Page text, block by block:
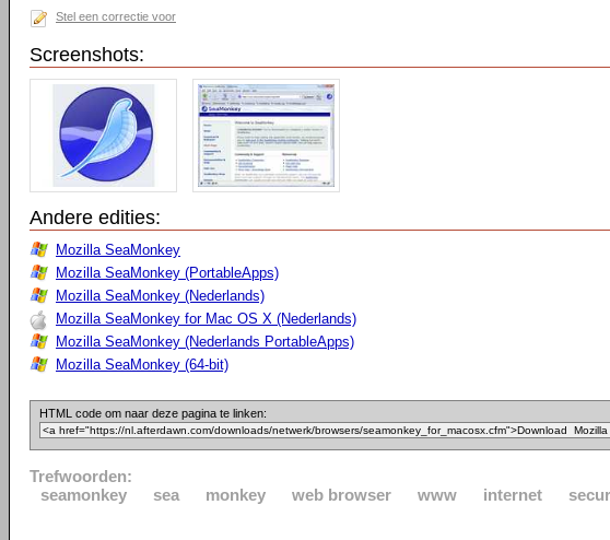
Stel een correctie voor
Screenshots:
Andere edities:
Mozilla SeaMonkey
Mozilla SeaMonkey (PortableApps)
Mozilla SeaMonkey (Nederlands)
Mozilla SeaMonkey for Mac OS X (Nederlands)
Mozilla SeaMonkey (Nederlands PortableApps)
Mozilla SeaMonkey (64-bit)
HTML code om naar deze pagina te linken:
Trefwoorden:
seamonkey
sea monkey web browser www internet